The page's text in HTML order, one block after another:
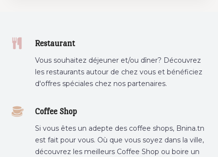
Restaurant
Vous souhaitez déjeuner et/ou dîner? Découvrez
les restaurants autour de chez vous et bénéficiez
d'offres spéciales chez nos partenaires.
Coffee Shop
Si vous êtes un adepte des coffee shops, Bnina.tn
est fait pour vous. Où que vous soyez dans la ville,
découvrez les meilleurs Coffee Shop ou boire un